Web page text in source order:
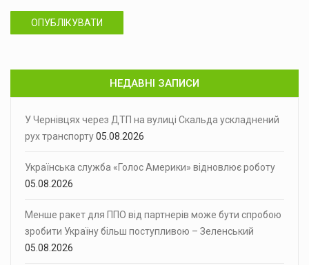
ОПУБЛІКУВАТИ
НЕДАВНІ ЗАПИСИ
У Чернівцях через ДТП на вулиці Скальда ускладнений
рух транспорту05.08.2026
Українська служба «Голос Америки» відновлює роботу
05.08.2026
Менше ракет для ППО від партнерів може бути спробою
зробити Україну більш поступливою – Зеленський
05.08.2026